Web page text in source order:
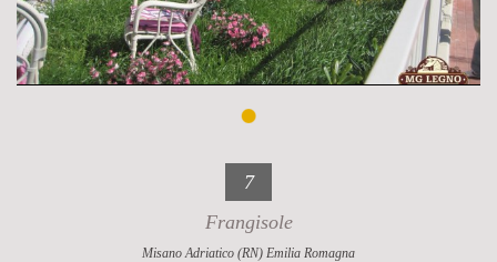
7
Frangisole
Misano Adriatico (RN) Emilia Romagna